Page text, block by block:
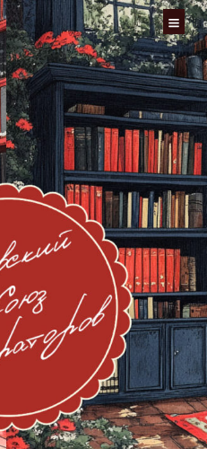
Перейти
к
содержимому